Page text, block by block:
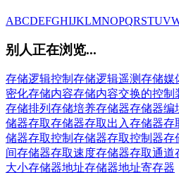
ABCDEFGHIJKLMNOPQRSTUV
别人正在浏览...
存储逻辑控制 存储逻辑遥测存储媒
密化存储内容存储内容交换的控制
存储排列 存储培养存储器存储器编
储器存取存储器存取出入存储器存
储器存取控制 存储器存取控制器存
间存储器存取速度存储器存取通道
大小存储器地址存储器地址寄存器